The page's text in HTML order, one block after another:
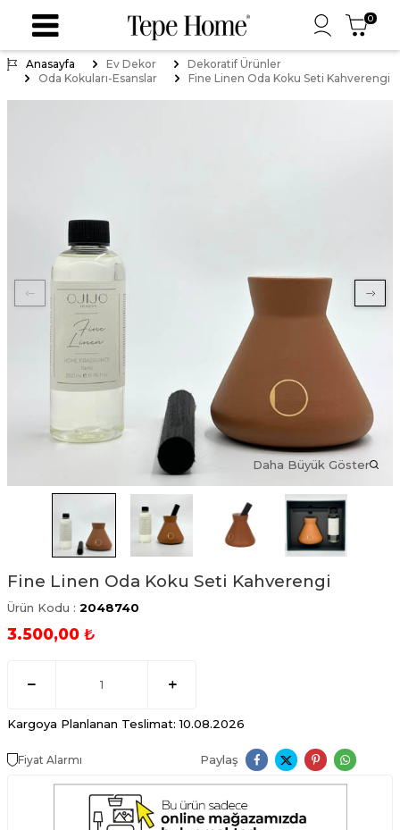
0
Anasayfa Ev Dekor
Dekoratif Ürünler
Oda Kokuları-Esanslar
Fine Linen Oda Koku Seti Kahverengi
Daha Büyük Göster
Fine Linen Oda Koku Seti Kahverengi
Ürün Kodu : 2048740
3.500,00 ₺
Kargoya Planlanan Teslimat: 10.08.2026
Fiyat Alarmı Paylaş